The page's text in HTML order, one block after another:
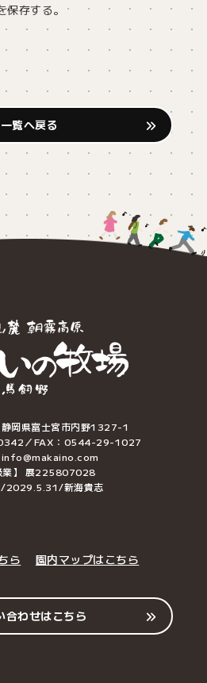
存する。
一覧へ戻る
県富士宮市内野1327-1
／FAX：0544-29-1027
業】 展225807028
2029.5.31/新海貴志
ら 園内マップはこちら
合わせはこちら